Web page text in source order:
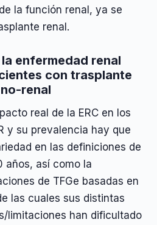
la función renal, ya se
renal.
enfermedad renal
con trasplante
renal
real de la ERC en los
y su prevalencia hay que
en las definiciones de
años, así como la
de TFGe basadas en
las cuales sus distintas
limitaciones han dificultado